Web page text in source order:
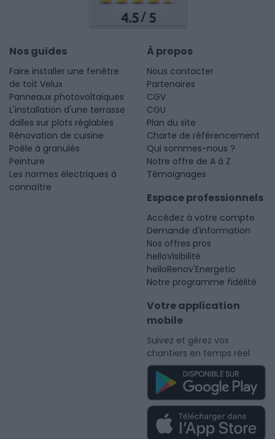
4.5 /5
Nos guides
Faire installer une fenêtre
de toit Velux
Panneaux photovoltaïques
L'installation d'une terrasse
dalles sur plots réglables
Rénovation de cuisine
Poêle à granulés
Peinture
Les normes électriques à
connaître
À propos
Nous contacter
Partenaires
CGV
CGU
Plan du site
Charte de référencement
Qui sommes-nous ?
Notre offre de A à Z
Témoignages
Espace professionnels
Accédez à votre compte
Demande d'information
Nos offres pros
helloVisibilité
helloRenov'Energetic
Notre programme fidélité
Votre application
mobile
Suivez et gérez vos
chantiers en temps réel